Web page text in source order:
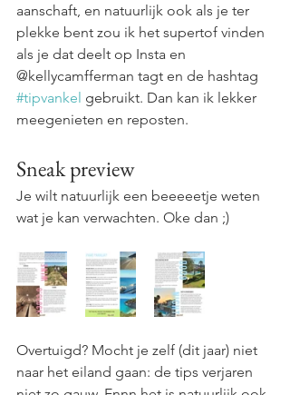
aanschaft, en natuurlijk ook als je ter
plekke bent zou ik het supertof vinden
als je dat deelt op Insta en
@kellycamfferman tagt en de hashtag
#tipvankel gebruikt. Dan kan ik lekker
meegenieten en reposten.
Sneak preview
Je wilt natuurlijk een beeeeetje weten
wat je kan verwachten. Oke dan ;)
Overtuigd? Mocht je zelf (dit jaar) niet
naar het eiland gaan: de tips verjaren